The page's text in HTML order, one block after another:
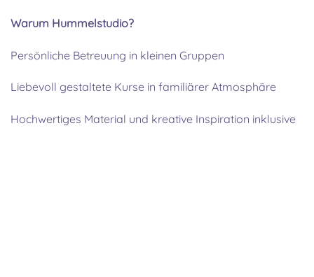
Warum Hummelstudio?
Persönliche Betreuung in kleinen Gruppen
Liebevoll gestaltete Kurse in familiärer Atmosphäre
Hochwertiges Material und kreative Inspiration inklusive